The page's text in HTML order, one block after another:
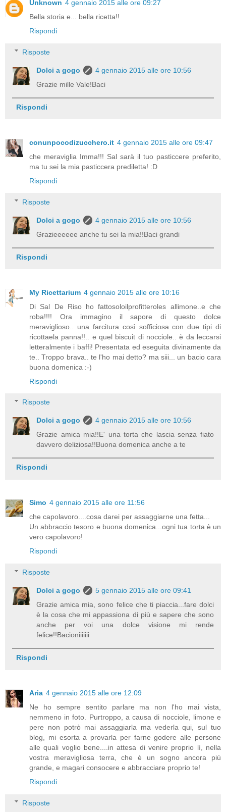
Unknown 4 gennaio 2015 alle ore 09:27
Bella storia e... bella ricetta!!
Rispondi
Risposte
Dolci a gogo
4 gennaio 2015 alle ore 10:56
Grazie mille Vale!Baci
Rispondi
conunpocodizucchero.it 4 gennaio 2015 alle ore 09:47
che meraviglia Imma!!! Sal sarà il tuo pasticcere preferito,
ma tu sei la mia pasticcera prediletta! :D
Rispondi
Risposte
Dolci a gogo
4 gennaio 2015 alle ore 10:56
Grazieeeeee anche tu sei la mia!!Baci grandi
Rispondi
My Ricettarium 4 gennaio 2015 alle ore 10:16
Di Sal De Riso ho fattosoloilprofitteroles allimone..e che
roba!!!! Ora immagino il sapore di questo dolce
meraviglioso.. una farcitura così sofficiosa con due tipi di
ricottaela panna!!.. e quel biscuit di nocciole.. è da leccarsi
letteralmente i baffi! Presentata ed eseguita divinamente da
te.. Troppo brava.. te l'ho mai detto? ma siii... un bacio cara
buona domenica :-)
Rispondi
Risposte
Dolci a gogo
4 gennaio 2015 alle ore 10:56
Grazie amica mia!!E' una torta che lascia senza fiato
davvero deliziosa!!Buona domenica anche a te
Rispondi
Simo 4 gennaio 2015 alle ore 11:56
che capolavoro....cosa darei per assaggiarne una fetta...
Un abbraccio tesoro e buona domenica...ogni tua torta è un
vero capolavoro!
Rispondi
Risposte
Dolci a gogo
5 gennaio 2015 alle ore 09:41
Grazie amica mia, sono felice che ti piaccia...fare dolci
è la cosa che mi appassiona di più e sapere che sono
anche per voi una dolce visione mi rende
felice!!Bacioniiiiiii
Rispondi
Aria 4 gennaio 2015 alle ore 12:09
Ne ho sempre sentito parlare ma non l'ho mai vista,
nemmeno in foto. Purtroppo, a causa di nocciole, limone e
pere non potrò mai assaggiarla ma vederla qui, sul tuo
blog, mi esorta a provarla per farne godere alle persone
alle quali voglio bene....in attesa di venire proprio lì, nella
vostra meravigliosa terra, che è un sogno ancora più
grande, e magari consocere e abbracciare proprio te!
Rispondi
Risposte